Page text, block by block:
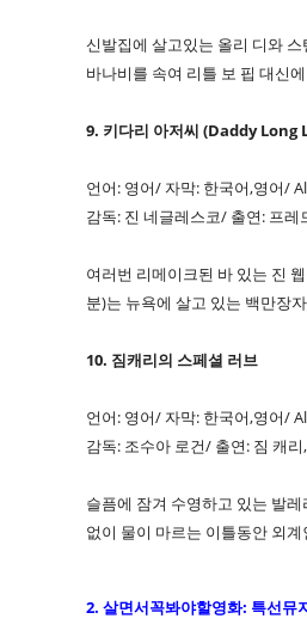
신발집에 살고있는 올리 디와
바나비를 속여 리틀 보 핍 대신
9. 키다리 아저씨 (Daddy Long
언어: 영어/ 자막: 한국어,영어/
감독: 진 네글레스코/ 출연: 프레
여러번 리메이크된 바 있는 진
분)는 뉴욕에 살고 있는 백만장
10. 짐캐리의 스페셜 러브
언어: 영어/ 자막: 한국어,영어/
감독: 조수아 로건/ 출연: 짐 캐
슬픔에 잠겨 수영하고 있는 발
없이 물이 마르는 이틀동안 외
2. 살면서꼭봐야할영화: 특선뮤